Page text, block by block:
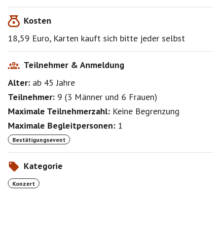
Daniel Duspiwa: saxophone
Jack Latimer: guitar
David Hermlin: drums
Drum herum legt DJ Axel Wittmann auf.w
Kosten
18,59 Euro, Karten kauft sich bitte jeder selbst
Teilnehmer & Anmeldung
Alter: ab 45Jahre
Teilnehmer: 9 (3 Männer und 6 Frauen)
Maximale Teilnehmerzahl: Keine Begrenzung
Maximale Begleitpersonen: 1
Bestätigungsevent
Kategorie
Konzert